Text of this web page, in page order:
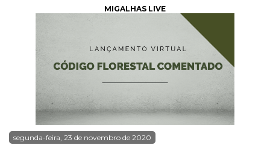
MIGALHAS LIVE
segunda-feira, 23 de novembro de 2020